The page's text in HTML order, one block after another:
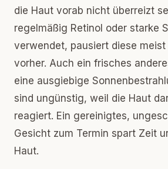
die Haut vorab nicht überreizt
regelmäßig Retinol oder starke
verwendet, pausiert diese
vorher. Auch ein frisches
eine ausgiebige
sind ungünstig, weil die Haut
reagiert. Ein gereinigtes,
Gesicht zum Termin spart Zeit
Haut.